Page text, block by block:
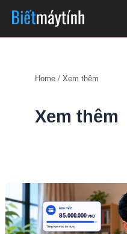
content
Home Xem thêm
Xem thêm